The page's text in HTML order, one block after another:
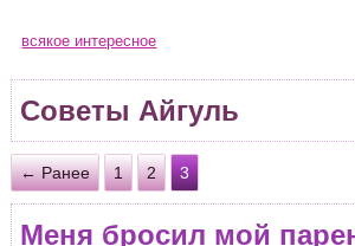
всякое интересное
Советы Айгуль
← Ранее 1 2 3
Меня бросил мой